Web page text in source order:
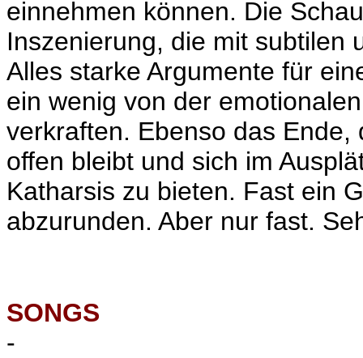
einnehmen können. Die
Inszenierung, die mit subtilen
Alles starke Argumente für
ein wenig von der
verkraften. Ebenso das
offen bleibt und sich im
Katharsis zu bieten. Fast ein
abzurunden. Aber nur fast.
SONGS
-